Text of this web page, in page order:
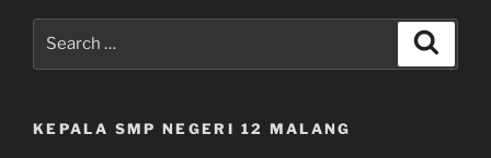
KEPALA SMP NEGERI 12 MALANG